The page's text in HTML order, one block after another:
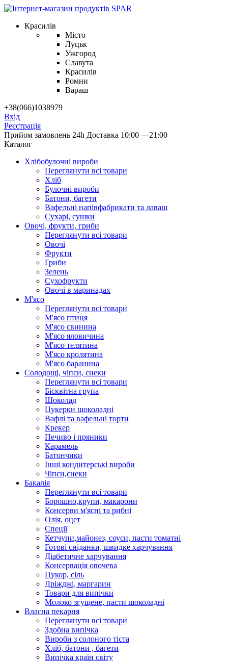
Красилів
Місто
Луцьк
Ужгород
Славута
Красилів
Ромни
Вараш
+38(066)1038979
Вхід
Реєстрація
Прийом замовлень 24h Доставка 10:00 —21:00
Каталог
Хлібобулочні вироби
Переглянути всі товари
Хліб
Булочні вироби
Батони, багети
Вафельні напівфабрикати та лаваш
Сухарі, сушки
Овочі, фрукти, гриби
Переглянути всі товари
Овочі
Фрукти
Гриби
Зелень
Сухофрукти
Овочі в маринадах
М'ясо
Переглянути всі товари
М'ясо птиця
М'ясо свинина
М'ясо яловичина
М'ясо телятина
М'ясо кролятина
М'ясо баранина
Солодощі, чіпси, снеки
Переглянути всі товари
Бісквітна група
Шоколад
Цукерки шоколадні
Вафлі та вафельні торти
Крекер
Печиво і пряники
Карамель
Батончики
Інші кондитерські вироби
Чіпси,снеки
Бакалія
Переглянути всі товари
Борошно,крупи, макарони
Консерви м'ясні та рибні
Олія, оцет
Спеції
Кетчупи,майонез, соуси, пасти томатні
Готові сніданки, швидке харчування
Діабетичне харчування
Консервація овочева
Цукор, сіль
Дріжджі, маргарин
Товари для випічки
Молоко згущене, пасти шоколадні
Власна пекарня
Переглянути всі товари
Здобна випічка
Вироби з солоного тіста
Хліб, батони , багети
Випічка країн світу